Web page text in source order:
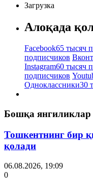
Загрузка
Алоқада
Facebook65 тысяч
подписчиков
Instagram60 тысяч
подписчиков
Одноклассники30
Бошқа янгиликлар
Тошкентнинг бир
қолади
06.08.2026, 19:09
0